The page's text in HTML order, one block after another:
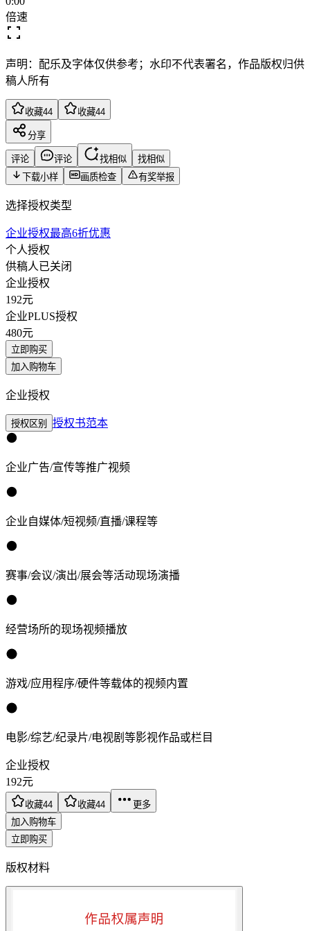
倍速
声明：配乐及字体仅供参考；水印不代表署名，作品版权归供
稿人所有
收藏44 收藏44
分享
评论 评论 找相似
找相似
下载小样
画质检查 有奖举报
选择授权类型
企业授权最高6折优惠
个人授权
供稿人已关闭
企业授权
192元
企业PLUS授权
480元
立即购买
加入购物车
企业授权
授权区别 授权书范本
企业广告/宣传等推广视频
企业自媒体/短视频/直播/课程等
赛事/会议/演出/展会等活动现场演播
经营场所的现场视频播放
游戏/应用程序/硬件等载体的视频内置
电影/综艺/纪录片/电视剧等影视作品或栏目
企业授权
192元
收藏44 收藏44
更多
加入购物车
立即购买
版权材料